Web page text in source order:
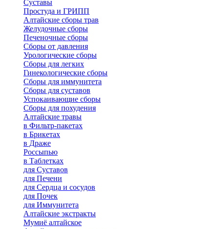
Суставы
Простуда и ГРИПП
Алтайские сборы трав
Желудочные сборы
Печеночные сборы
Сборы от давления
Урологические сборы
Сборы для легких
Гинекологические сборы
Сборы для иммунитета
Сборы для суставов
Успокаивающие сборы
Сборы для похудения
Алтайские травы
в Фильтр-пакетах
в Брикетах
в Драже
Россыпью
в Таблетках
для Cуставов
для Печени
для Сердца и сосудов
для Почек
для Иммунитета
Алтайские экстракты
Мумиё алтайское